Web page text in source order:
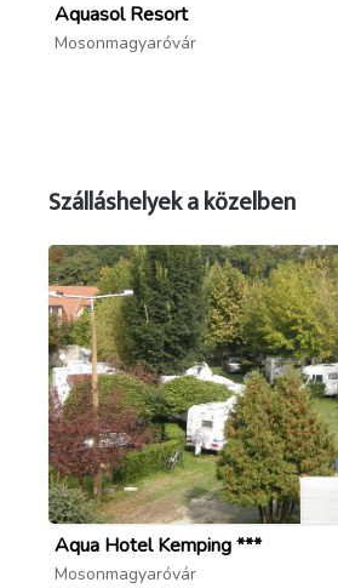
Aquasol Resort
Mosonmagyaróvár
Szálláshelyek a közelben
Aqua Hotel Kemping ***
Mosonmagyaróvár